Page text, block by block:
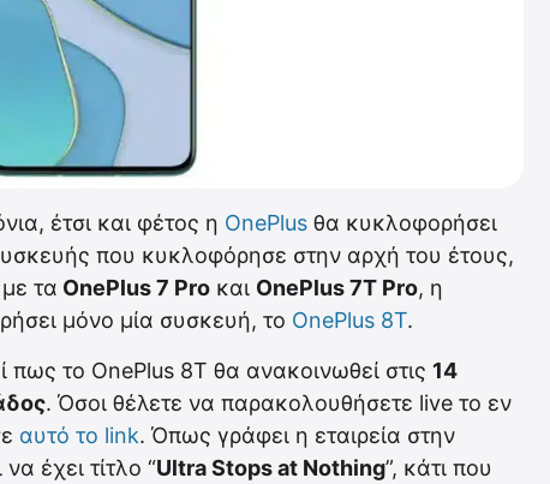
έτσι και φέτος η OnePlus θα κυκλοφορήσει
που κυκλοφόρησε στην αρχή του έτους,
τα OnePlus 7 Pro και OnePlus 7T Pro, η
μόνο μία συσκευή, το OnePlus 8T.
το OnePlus 8T θα ανακοινωθεί στις 14
. Όσοι θέλετε να παρακολουθήσετε live το εν
αυτό το link. Όπως γράφει η εταιρεία στην
έχει τίτλο “Ultra Stops at Nothing”, κάτι που